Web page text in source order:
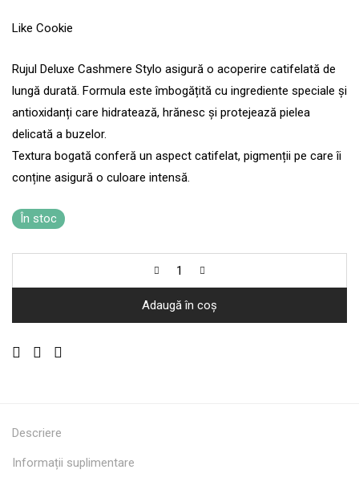
Like Cookie
Rujul Deluxe Cashmere Stylo asigură o acoperire catifelată de
lungă durată. Formula este îmbogățită cu ingrediente speciale și
antioxidanți care hidratează, hrănesc și protejează pielea
delicată a buzelor.
Textura bogată conferă un aspect catifelat, pigmenții pe care îi
conține asigură o culoare intensă.
În stoc
Adaugă în coș
Descriere
Informații suplimentare